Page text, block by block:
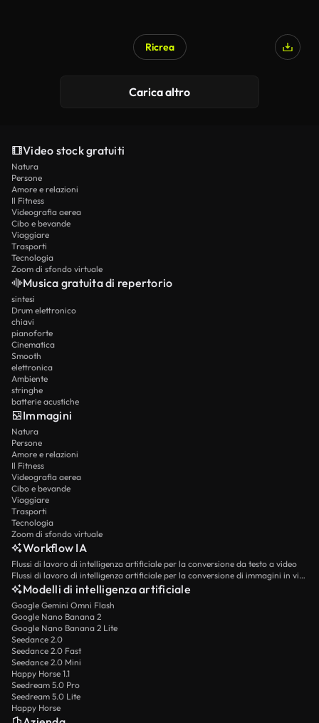
Ricrea
Carica altro
Video stock gratuiti
Natura
Persone
Amore e relazioni
Il Fitness
Videografia aerea
Cibo e bevande
Viaggiare
Trasporti
Tecnologia
Zoom di sfondo virtuale
Musica gratuita di repertorio
sintesi
Drum elettronico
chiavi
pianoforte
Cinematica
Smooth
elettronica
Ambiente
stringhe
batterie acustiche
Immagini
Natura
Persone
Amore e relazioni
Il Fitness
Videografia aerea
Cibo e bevande
Viaggiare
Trasporti
Tecnologia
Zoom di sfondo virtuale
Workflow IA
Flussi di lavoro di intelligenza artificiale per la conversione da testo a video
Flussi di lavoro di intelligenza artificiale per la conversione di immagini in video
Modelli di intelligenza artificiale
Google Gemini Omni Flash
Google Nano Banana 2
Google Nano Banana 2 Lite
Seedance 2.0
Seedance 2.0 Fast
Seedance 2.0 Mini
Happy Horse 1.1
Seedream 5.0 Pro
Seedream 5.0 Lite
Happy Horse